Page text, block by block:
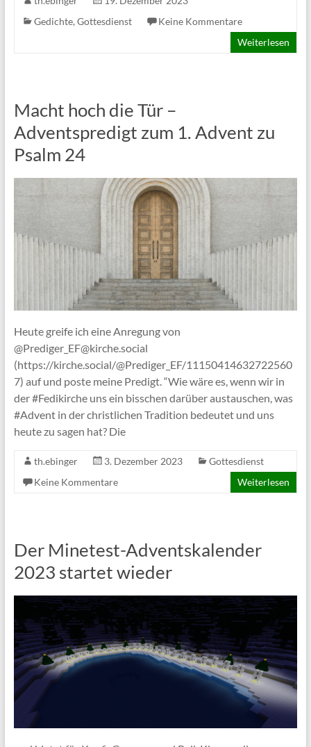
Gedichte, Gottesdienst
Keine Kommentare
Weiterlesen
Macht hoch die Tür –
Adventspredigt zum 1. Advent zu
Psalm 24
Heute greife ich eine Anregung von
@Prediger_EF@kirche.social
(https://kirche.social/@Prediger_EF/11150414632722560
7) auf und poste meine Predigt. “Wie wäre es, wenn wir in
der #Fedikirche uns ein bisschen darüber austauschen, was
#Advent in der christlichen Tradition bedeutet und uns
heute zu sagen hat? Die
th.ebinger 3. Dezember 2023
Gottesdienst
Keine Kommentare
Weiterlesen
Der Minetest-Adventskalender
2023 startet wieder